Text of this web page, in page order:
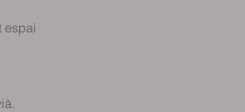
espai